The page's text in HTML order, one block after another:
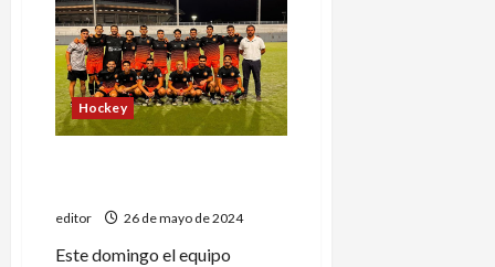
juega
la
3º
ronda
del
torneo
“Apertura”
Hockey
editor 26 de mayo de 2024
Este domingo el equipo